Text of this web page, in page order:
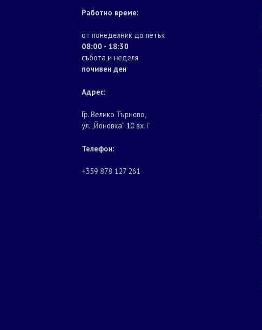
Работно време:
от понеделник до петък
08:00 - 18:30
събота и неделя
почивен ден
Адрес:
Гр. Велико Търново,
ул. „Йоновка“ 10 вх. Г
Телефон:
+359 878 127 261